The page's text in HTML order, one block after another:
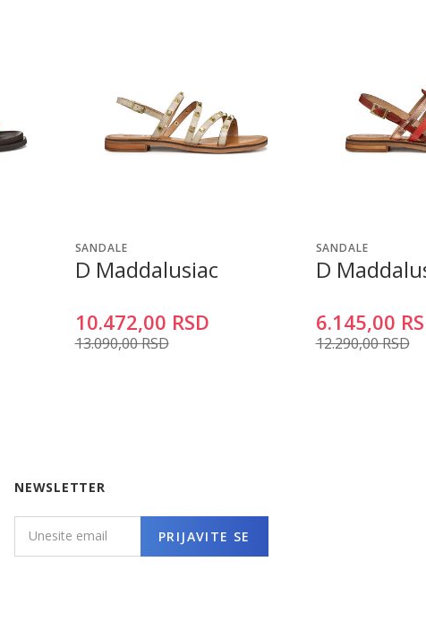
SANDALE
D Maddalusiac
10.472,00 RSD
13.090,00RSD
SANDALE
D
6.145,00
12.290,00RSD
NEWSLETTER
PRIJAVITE SE